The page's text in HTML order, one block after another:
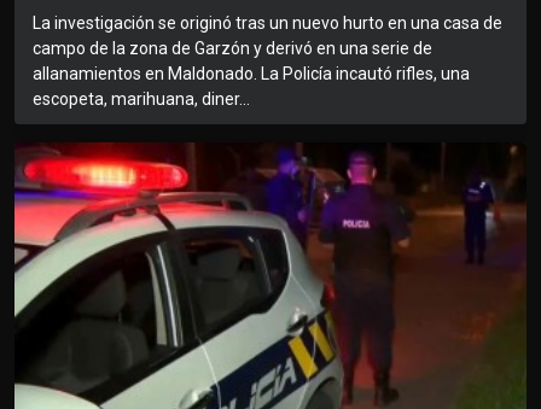
La investigación se originó tras un nuevo hurto en una casa de
campo de la zona de Garzón y derivó en una serie de
allanamientos en Maldonado. La Policía incautó rifles, una
escopeta, marihuana, diner...